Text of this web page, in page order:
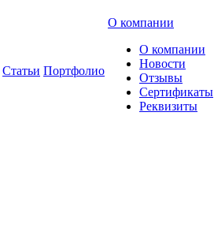
Статьи Портфолио
О компании
О компании
Новости
Отзывы
Сертификаты
Реквизиты